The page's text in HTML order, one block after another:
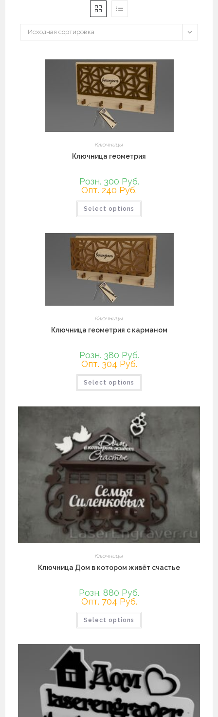
Исходная сортировка
Ключницы
Ключница геометрия
Розн. 300 Руб.
Опт. 240 Руб.
Select options
имеет
Опции
можно
выбрать
на
странице
товара.
Ключницы
Ключница геометрия с карманом
Розн. 380 Руб.
Опт. 304 Руб.
Select options
имеет
Опции
можно
выбрать
на
Ключницы
Ключница Дом в котором живёт счастье
Розн. 880 Руб.
Опт. 704 Руб.
Select options
имеет
выбрать
на
странице
товара.